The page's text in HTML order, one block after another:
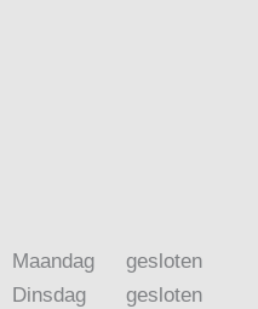
Maandag
Dinsdag
gesloten
gesloten